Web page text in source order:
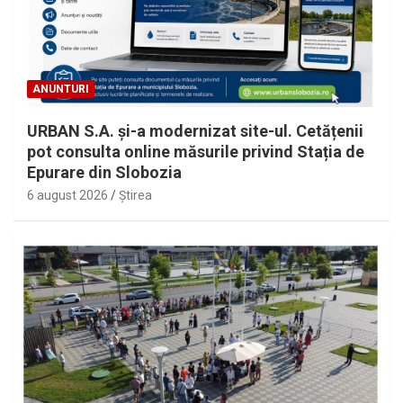
ANUNTURI
URBAN S.A. și-a modernizat site-ul. Cetățenii
pot consulta online măsurile privind Stația de
Epurare din Slobozia
6 august 2026 Ştirea